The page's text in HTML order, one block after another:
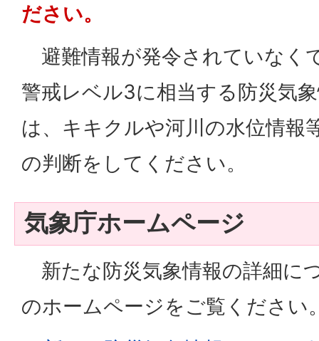
ださい。
避難情報が発令されていなく
警戒レベル3に相当する防災気
は、キキクルや河川の水位情報
の判断をしてください。
気象庁ホームページ
新たな防災気象情報の詳細に
のホームページをご覧ください